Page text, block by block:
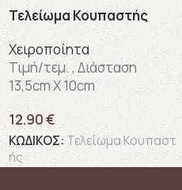
Τελείωμα Κουπαστής
Χειροποίητα
Τιμή/τεμ. , Διάσταση
13,5cm X 10cm
12.90€
ΚΩΔΙΚΟΣ: Τελείωμα Κουπαστ
ής